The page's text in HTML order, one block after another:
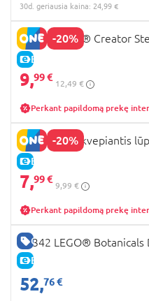
30d. geriausia kaina: 24,99 €
-20%
E-KAINA
31140 LEGO® Creator
9,99 €
12,49 €
Perkant papildomą prekę
-20%
E-KAINA
TOPMODEL kvepiantis
7,99 €
9,99 €
Perkant papildomą prekę
GERA KAINA
E-KAINA
10342 LEGO®
52,76 €